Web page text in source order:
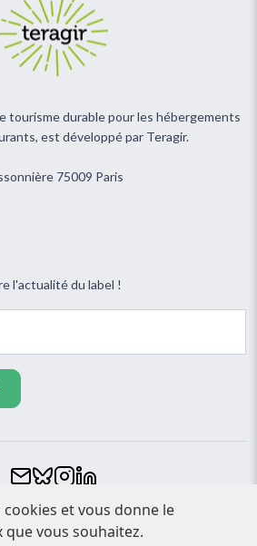
cookies et vous donne le
vous souhaitez.
tourisme durable pour les hébergements
est développé par Teragir.
75009 Paris
l'actualité du label !